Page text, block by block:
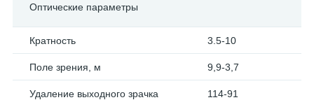
Оптические параметры
Кратность 3.5-10
Поле зрения, м 9,9-3,7
Удаление выходного зрачка 114-91